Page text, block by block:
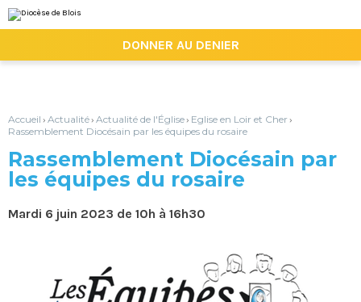
au
contenu.
la
personnels
DONNER AU DENIER
Accueil › Actualité› Actualité de l'Église› Eglise en Loir et Cher›
Rassemblement Diocésain par les équipes du rosaire
Rassemblement Diocésain par
les équipes du rosaire
Mardi 6 juin 2023 de 10h à 16h30